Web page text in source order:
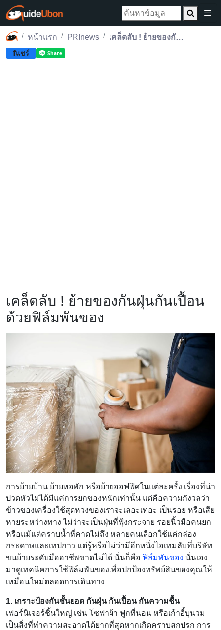
หน้าแรก PRInews เคล็ดลับ ! ย้ายของกันฝุ่นกันเปื้อนด้วยฟิล์มพันของ
fแชร์
เคล็ดลับ ! ย้ายของกันฝุ่นกันเปื้อน
ด้วยฟิล์มพันของ
การย้ายบ้าน ย้ายหอพัก หรือย้ายออฟฟิศในแต่ละครั้ง เรื่องที่น่า
ปวดหัวไม่ได้มีแค่การยกของหนักเท่านั้น แต่คือความกังวลว่า
ข้าวของเครื่องใช้สุดหวงของเราจะเลอะเทอะ เป็นรอย หรือเสีย
หายระหว่างทาง ไม่ว่าจะเป็นฝุ่นที่ฟุ้งกระจาย รอยนิ้วมือคนยก
หรือแม้แต่คราบน้ำที่คาดไม่ถึง หลายคนเลือกใช้แค่กล่อง
กระดาษและเทปกาว แต่รู้หรือไม่ว่ามีอีกหนึ่งไอเทมลับที่บริษัท
ขนย้ายระดับมืออาชีพขาดไม่ได้ นั่นก็คือ ฟิล์มพันของ นั่นเอง
มาดูเทคนิคการใช้ฟิล์มพันของเพื่อปกป้องทรัพย์สินของคุณให้
เหมือนใหม่ตลอดการเดินทาง
1. เกราะป้องกันชั้นยอด กันฝุ่น กันเปื้อน กันความชื้น
เฟอร์นิเจอร์ชิ้นใหญ่ เช่น โซฟาผ้า ฟูกที่นอน หรือเก้าอี้บุนวม
เป็นสิ่งที่ทำความสะอาดได้ยากที่สุดหากเกิดคราบสกปรก การ